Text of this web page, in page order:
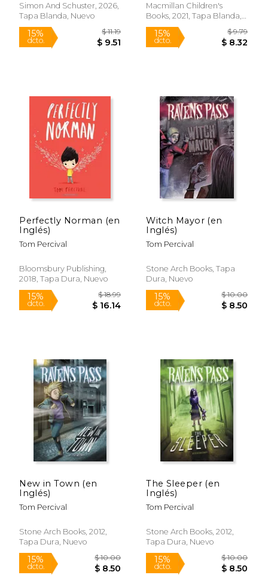
dcto. $ 16.44 dcto.
Simon And Schuster, 2026,
Tapa Blanda, Nuevo
Macmillan Children's
Books, 2021, Tapa Blanda,
Nuevo
Perfectly Norman (en
Inglés)
Tom Percival
Bloomsbury Publishing,
2018, Tapa Dura, Nuevo
Witch Mayor (en
Inglés)
Tom Percival
Stone Arch Books, Tapa
Dura, Nuevo
New in Town (en
Inglés)
Tom Percival
Stone Arch Books, 2012,
Tapa Dura, Nuevo
The Sleeper (en
Inglés)
Tom Percival
Stone Arch Books, 2012,
Tapa Dura, Nuevo